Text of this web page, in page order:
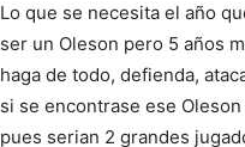
Lo que se necesita el año
ser un Oleson pero 5 años
haga de todo, defienda,
si se encontrase ese
pues serian 2 grandes